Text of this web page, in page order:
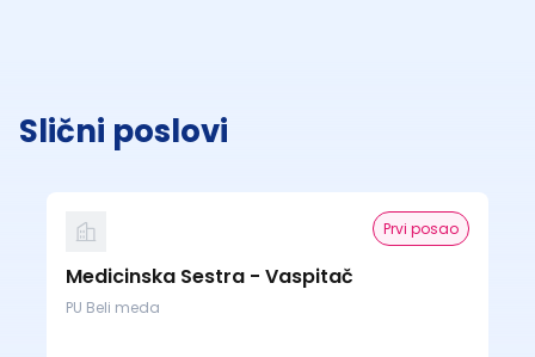
Slični poslovi
Prvi posao
Medicinska Sestra - Vaspitač
PU Beli meda